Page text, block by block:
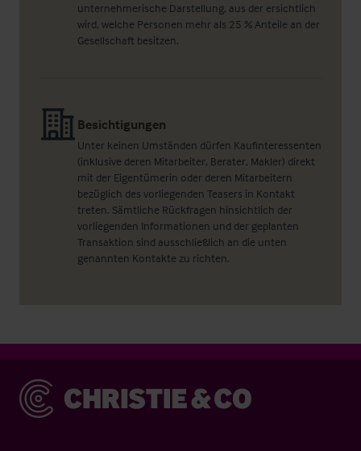
unternehmerische Darstellung, aus der ersichtlich
wird, welche Personen mehr als 25 % Anteile an der
Gesellschaft besitzen.
Besichtigungen
Unter keinen Umständen dürfen Kaufinteressenten
(inklusive deren Mitarbeiter, Berater, Makler) direkt
mit der Eigentümerin oder deren Mitarbeitern
bezüglich des vorliegenden Teasers in Kontakt
treten. Sämtliche Rückfragen hinsichtlich der
vorliegenden Informationen und der geplanten
Transaktion sind ausschließlich an die unten
genannten Kontakte zu richten.
Christie & Co